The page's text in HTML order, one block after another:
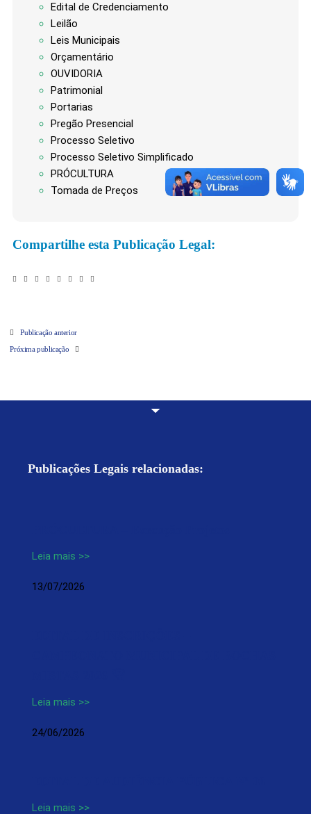
Edital de Credenciamento
Leilão
Leis Municipais
Orçamentário
OUVIDORIA
Patrimonial
Portarias
Pregão Presencial
Processo Seletivo
Processo Seletivo Simplificado
PRÓCULTURA
Tomada de Preços
Compartilhe esta Publicação Legal:
Publicação anterior
Próxima publicação
Publicações Legais relacionadas:
Leia mais >>
13/07/2026
Leia mais >>
24/06/2026
Leia mais >>